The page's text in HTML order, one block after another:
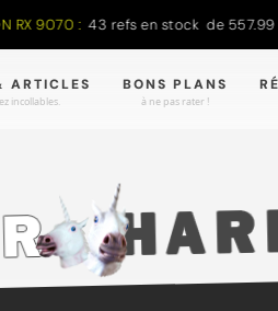
: 43 refs en stock de 557.99 € à
ARTICLES
incollables.
BONS PLANS
à ne pas rater !